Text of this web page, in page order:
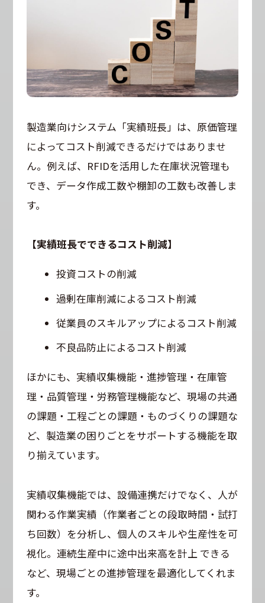
製造業向けシステム「実績班長」は、原価管理
によってコスト削減できるだけではありませ
ん。例えば、RFIDを活用した在庫状況管理も
でき、データ作成工数や棚卸の工数も改善しま
す。
【実績班長でできるコスト削減】
投資コストの削減
過剰在庫削減によるコスト削減
従業員のスキルアップによるコスト削減
不良品防止によるコスト削減
ほかにも、実績収集機能・進捗管理・在庫管
理・品質管理・労務管理機能など、現場の共通
の課題・工程ごとの課題・ものづくりの課題な
ど、製造業の困りごとをサポートする機能を取
り揃えています。
実績収集機能では、設備連携だけでなく、人が
関わる作業実績（作業者ごとの段取時間・試打
ち回数）を分析し、個人のスキルや生産性を可
視化。連続生産中に途中出来高を計上 できる
など、現場ごとの進捗管理を最適化してくれま
す。